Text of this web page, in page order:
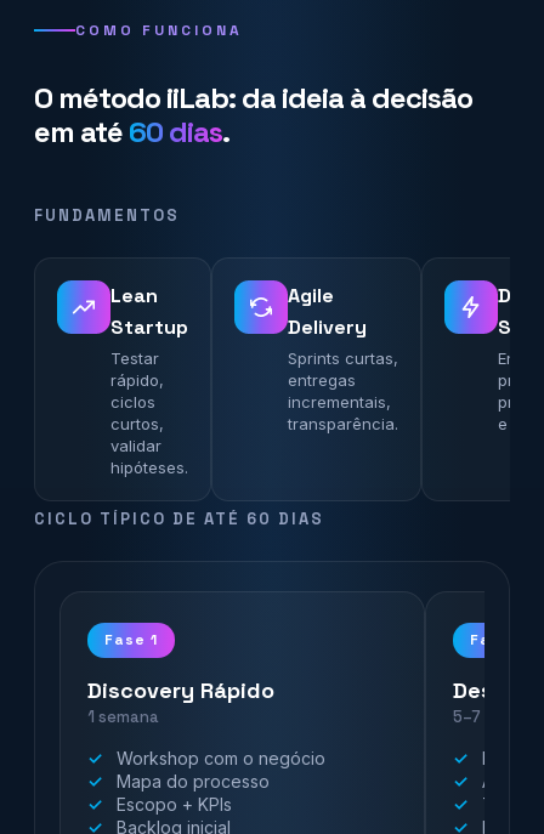
COMO FUNCIONA
O método iiLab: da ideia à decisão
em até60 dias.
FUNDAMENTOS
Lean
Startup
Testar
rápido,
ciclos
curtos,
validar
hipóteses.
Agile
Delivery
Sprints curtas,
entregas
incrementais,
transparência.
e
CICLO TÍPICO DE ATÉ 60 DIAS
Fase 1
Discovery Rápido
1 semana
Workshop com o negócio
Mapa do processo
Escopo + KPIs
Backlog inicial
Fase 2
5–7
Testes